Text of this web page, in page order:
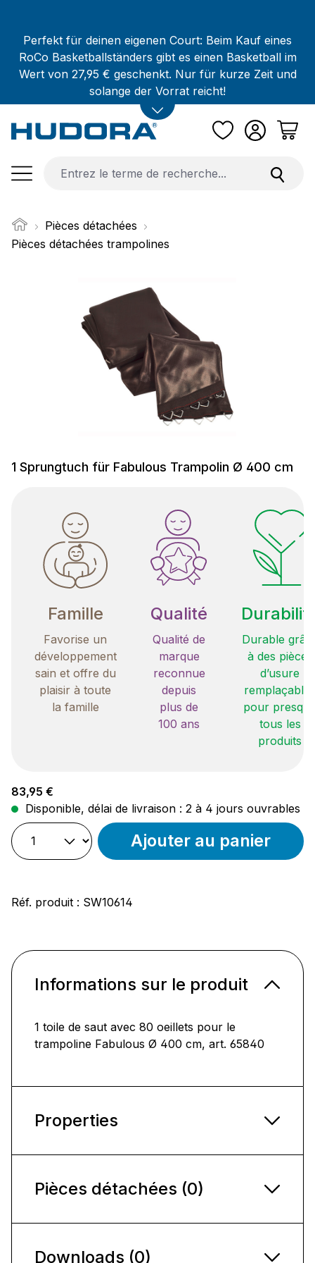
Perfekt für deinen eigenen Court: Beim Kauf eines
RoCo Basketballständers gibt es einen Basketball im
Wert von 27,95 € geschenkt. Nur für kurze Zeit und
solange der Vorrat reicht!
Pièces détachées
Pièces détachées trampolines
Ignorer la galerie d'images
1 Sprungtuch für Fabulous Trampolin Ø 400 cm
Famille
Favorise un
développement
sain et offre du
plaisir à toute
la famille
Qualité
Qualité de
marque
reconnue
depuis
plus de
100 ans
Durable
à des pièces
d’usure
remplaçables
pour
tous les
produits
Prix régulier :
83,95 €
Disponible, délai de livraison : 2 à 4 jours ouvrables
Ajouter au panier
Réf. produit : SW10614
Informations sur le produit
1 toile de saut avec 80 oeillets pour le
trampoline Fabulous Ø 400 cm, art. 65840
Properties
Pièces détachées (0)
Downloads (0)